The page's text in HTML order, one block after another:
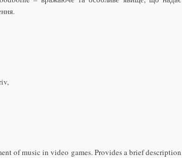
of music in video games. Provides a brief description